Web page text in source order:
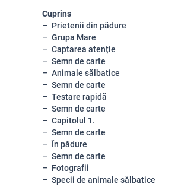
Cuprins
Prietenii din pădure
Grupa Mare
Captarea atenție
Semn de carte
Animale sălbatice
Semn de carte
Testare rapidă
Semn de carte
Capitolul 1.
Semn de carte
În pădure
Semn de carte
Fotografii
Specii de animale sălbatice